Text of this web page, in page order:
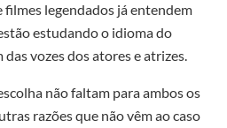
filmes legendados já entendem
estudando o idioma do
vozes dos atores e atrizes.
não faltam para ambos os
razões que não vêm ao caso